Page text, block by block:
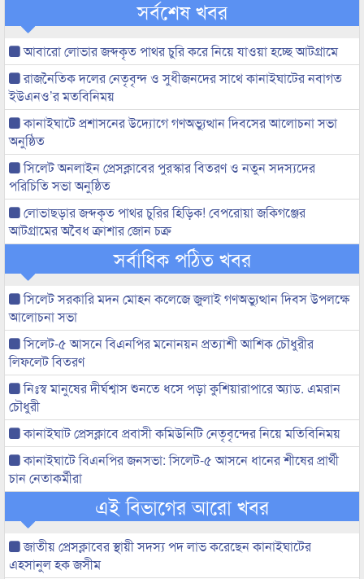
সর্বশেষ খবর
আবারো লোভার জব্দকৃত পাথর চুরি করে নিয়ে যাওয়া হচ্ছে আটগ্রামে
রাজনৈতিক দলের নেতৃবৃন্দ ও সুধীজনদের সাথে কানাইঘাটের নবাগত
ইউএনও’র মতবিনিময়
কানাইঘাটে প্রশাসনের উদ্যোগে গণঅভ্যুত্থান দিবসের আলোচনা সভা
অনুষ্ঠিত
সিলেট অনলাইন প্রেসক্লাবের পুরস্কার বিতরণ ও নতুন সদস্যদের
পরিচিতি সভা অনুষ্ঠিত
লোভাছড়ার জব্দকৃত পাথর চুরির হিড়িক! বেপরোয়া জকিগঞ্জের
আটগ্রামের অবৈধ ক্রাশার জোন চক্র
সর্বাধিক পঠিত খবর
সিলেট সরকারি মদন মোহন কলেজে জুলাই গণঅভ্যুত্থান দিবস উপলক্ষে
আলোচনা সভা
সিলেট-৫ আসনে বিএনপির মনোনয়ন প্রত্যাশী আশিক চৌধুরীর
লিফলেট বিতরণ
নিঃস্ব মানুষের দীর্ঘশ্বাস শুনতে ধসে পড়া কুশিয়ারাপারে অ্যাড. এমরান
চৌধুরী
কানাইঘাট প্রেসক্লাবে প্রবাসী কমিউনিটি নেতৃবৃন্দের নিয়ে মতিবিনিময়
কানাইঘাটে বিএনপির জনসভা: সিলেট-৫ আসনে ধানের শীষের প্রার্থী
চান নেতাকর্মীরা
এই বিভাগের আরো খবর
জাতীয় প্রেসক্লাবের স্থায়ী সদস্য পদ লাভ করেছেন কানাইঘাটের
এহসানুল হক জসীম